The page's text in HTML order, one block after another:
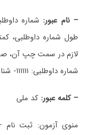
– نام عبور:
طول شماره داوطلبی،
لازم در سمت چپ آن،
شماره داوطلبی: ۱۱۱۱۱۱- شناسه کاربری: ۰۵۷۰۰۱۱۱۱۱۱
– کلمه عبور: کد ملی
منوی آزمون: ثبت نام